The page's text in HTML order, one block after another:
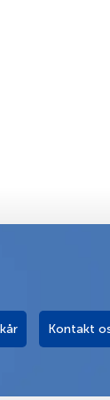
Kontakt